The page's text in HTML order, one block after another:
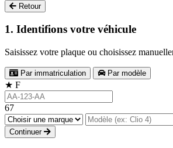
Retour
1. Identifions votre véhicule
Saisissez votre plaque ou choisissez
Par immatriculation Par modèle
★ F
67
Continuer